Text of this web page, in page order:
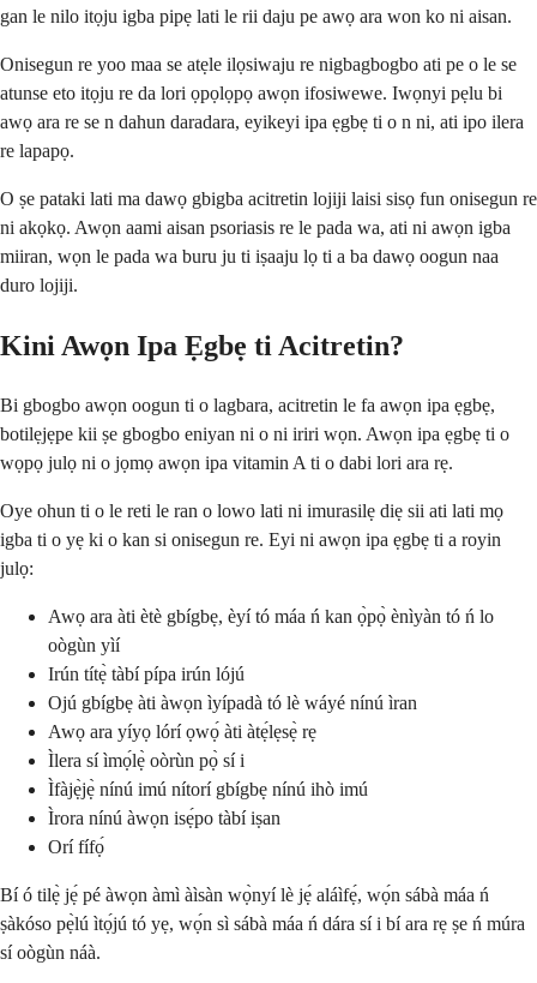
gan le nilo itọju igba pipẹ lati le rii daju pe awọ ara won ko ni aisan.
Onisegun re yoo maa se atẹle ilọsiwaju re nigbagbogbo ati pe o le se
atunse eto itọju re da lori ọpọlọpọ awọn ifosiwewe. Iwọnyi pẹlu bi
awọ ara re se n dahun daradara, eyikeyi ipa ẹgbẹ ti o n ni, ati ipo ilera
re lapapọ.
O ṣe pataki lati ma dawọ gbigba acitretin lojiji laisi sisọ fun onisegun re
ni akọkọ. Awọn aami aisan psoriasis re le pada wa, ati ni awọn igba
miiran, wọn le pada wa buru ju ti iṣaaju lọ ti a ba dawọ oogun naa
duro lojiji.
Kini Awọn Ipa Ẹgbẹ ti Acitretin?
Bi gbogbo awọn oogun ti o lagbara, acitretin le fa awọn ipa ẹgbẹ,
botilẹjẹpe kii ṣe gbogbo eniyan ni o ni iriri wọn. Awọn ipa ẹgbẹ ti o
wọpọ julọ ni o jọmọ awọn ipa vitamin A ti o dabi lori ara rẹ.
Oye ohun ti o le reti le ran o lowo lati ni imurasilẹ diẹ sii ati lati mọ
igba ti o yẹ ki o kan si onisegun re. Eyi ni awọn ipa ẹgbẹ ti a royin
julọ:
Awọ ara àti ètè gbígbẹ, èyí tó máa ń kan ọ̀pọ̀ ènìyàn tó ń lo
oògùn yìí
Irún títẹ̀ tàbí pípa irún lójú
Ojú gbígbẹ àti àwọn ìyípadà tó lè wáyé nínú ìran
Awọ ara yíyọ lórí ọwọ́ àti àtẹ́lẹsẹ̀ rẹ
Ìlera sí ìmọ́lẹ̀ oòrùn pọ̀ sí i
Ìfàjẹ̀jẹ̀ nínú imú nítorí gbígbẹ nínú ihò imú
Ìrora nínú àwọn isẹ́po tàbí iṣan
Orí fífọ́
Bí ó tilẹ̀ jẹ́ pé àwọn àmì àìsàn wọ̀nyí lè jẹ́ aláìfẹ́, wọ́n sábà máa ń
ṣàkóso pẹ̀lú ìtọ́jú tó yẹ, wọ́n sì sábà máa ń dára sí i bí ara rẹ ṣe ń múra
sí oògùn náà.